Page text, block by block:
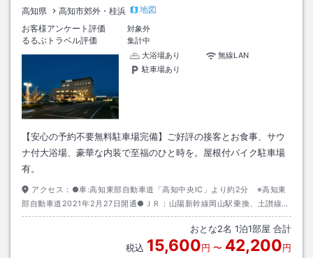
高知県 高知市郊外・桂浜
地図
お客様アンケート評価
対象外
るるぶトラベル評価
集計中
大浴場あり
無線LAN
駐車場あり
【安心の予約不要無料駐車場完備】ご好評の接客とお食事、サウ
ナ付大浴場、豪華な内装で至福のひと時を。屋根付バイク駐車場
有。
アクセス： ●車:高知東部自動車道「高知中央IC」より約2分 ※高知東
部自動車道2021年2月27日開通●ＪＲ：山陽新幹線岡山駅乗換、土讃線高
知駅下車、タクシーにて約８分。
おとな2名 1泊1部屋 合計
税込 15,600円 〜 42,200円